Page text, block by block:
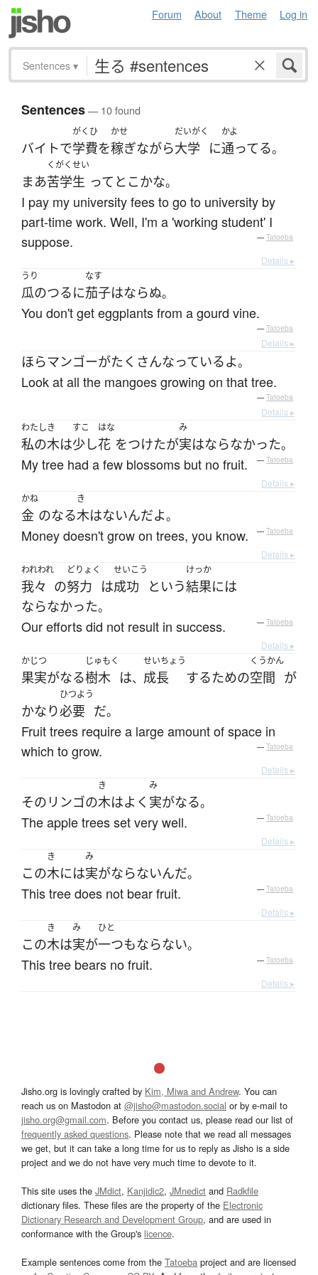
Forum About Theme Log in
Sentences ▾
Sentences— 10 found
バイトで
がくひ
学費を
かせ
稼ぎながら
だいがく
大学 に
かよ
通ってる。
まあ
くがくせい
苦学生 って とこかな。
I pay my university fees to go to university by
part-time work. Well, I'm a 'working student' I
suppose.
— Tatoeba
Details ▸
うり
瓜のつるに
なす
茄子はならぬ。
You don't get eggplants from a gourd vine.
— Tatoeba
Details ▸
ほらマンゴーがたくさんなっているよ。
Look at all the mangoes growing on that tree.
— Tatoeba
Details ▸
わたし
私の
き
木は
すこ
少し
はな
花 をつけたが
み
実はならなかった。
My tree had a few blossoms but no fruit. — Tatoeba
Details ▸
かね
金 のなる
き
木はないんだよ。
Money doesn't grow on trees, you know. — Tatoeba
Details ▸
われわれ
我々 の
どりょく
努力 は
せいこう
成功 という
けっか
結果には
ならなかった。
Our efforts did not result in success. — Tatoeba
Details ▸
かじつ
果実がなる
じゅもく
樹木 は、
せいちょう
成長 するための
くうかん
空間 が
かなり
ひつよう
必要 だ。
Fruit trees require a large amount of space in
which to grow.
— Tatoeba
Details ▸
その リンゴの
き
木はよく
み
実がなる。
The apple trees set very well. — Tatoeba
Details ▸
この
き
木には
み
実がならないんだ。
This tree does not bear fruit. — Tatoeba
Details ▸
この
き
木は
み
実が
ひと
一つもならない。
This tree bears no fruit. — Tatoeba
Details ▸
Jisho.org is lovingly crafted by Kim, Miwa and Andrew. You can
reach us on Mastodon at @jisho@mastodon.social or by e-mail to
jisho.org@gmail.com. Before you contact us, please read our list of
frequently asked questions. Please note that we read all messages
we get, but it can take a long time for us to reply as Jisho is a side
project and we do not have very much time to devote to it.
This site uses the JMdict, Kanjidic2, JMnedict and Radkfile
dictionary files. These files are the property of the Electronic
Dictionary Research and Development Group, and are used in
conformance with the Group's licence.
Example sentences come from the Tatoeba project and are licensed